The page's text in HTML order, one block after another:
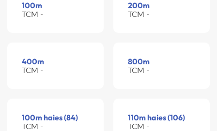
100m
TCM -
200m
TCM -
400m
TCM -
800m
TCM -
100m haies (84)
TCM -
110m haies (106)
TCM -